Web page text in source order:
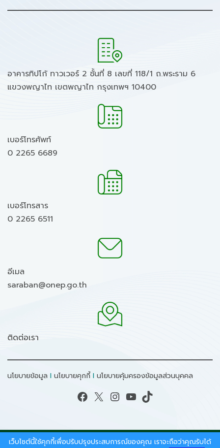
อาคารทิปโก้ ทาวเวอร์ 2 ชั้นที่ 8 เลขที่ 118/1 ถ.พระราม 6
แขวงพญาไท เขตพญาไท กรุงเทพฯ 10400
เบอร์โทรศัพท์
0 2265 6689
เบอร์โทรสาร
0 2265 6511
อีเมล
saraban@onep.go.th
ติดต่อเรา
นโยบายข้อมูล I นโยบายคุกกี้ I นโยบายคุ้มครองข้อมูลส่วนบุคคล
Facebook X Instagram YouTube TikTok
สงวนลิขสิทธิ์ © 2026 - สำนักงานนโยบายและแผน
เว็บไซต์นี้ใช้คุกกี้เพื่อปรับปรุงประสบการณ์ของคุณ เราจะถือว่าคุณรับได้